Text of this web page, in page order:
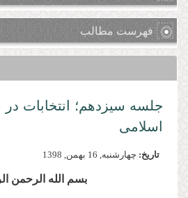
فهرست مطالب
جلسه سیزدهم؛ انتخابات در
اسلامی
تاریخ: چهارشنبه, 16 بهمن, 1398
بسم الله الرحمن